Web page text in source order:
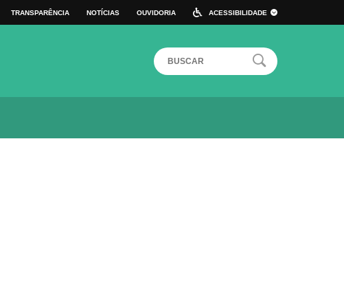
TRANSPARÊNCIA NOTÍCIAS OUVIDORIA ACESSIBILIDADE